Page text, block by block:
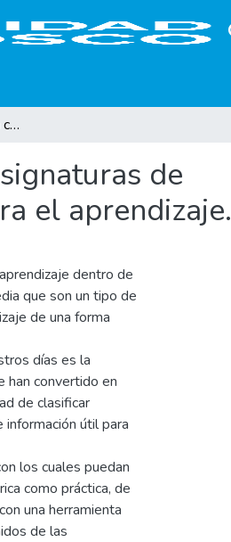
Diseño y desarrollo de un cd interactivo para las asignaturas de programación I y II como herramienta de apoyo para el aprendizaje.
de
el aprendizaje.
dentro de
que son un tipo de
de una forma
días es la
han convertido en
de clasificar
útil para
los cuales puedan
como práctica, de
una herramienta
de las